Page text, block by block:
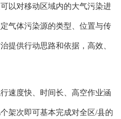
以对移动区域内的大气污染进
气体污染源的类型、位置与传
提供行动思路和依据，高效、
速度快、时间长、高空作业涵
架次即可基本完成对全区/县的